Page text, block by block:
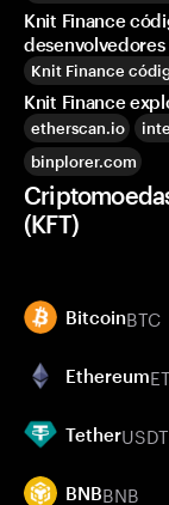
Knit Finance
desenvolvedores
Knit Finance
Knit Finance
etherscan.io
binplorer.com
(KFT)
BitcoinBTC
Ethereum
TetherUSDT
BNBBNB